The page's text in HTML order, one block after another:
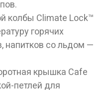
колбы Climate Lock™
горячих
напитков со льдом —
крышка Cafe
петлей для